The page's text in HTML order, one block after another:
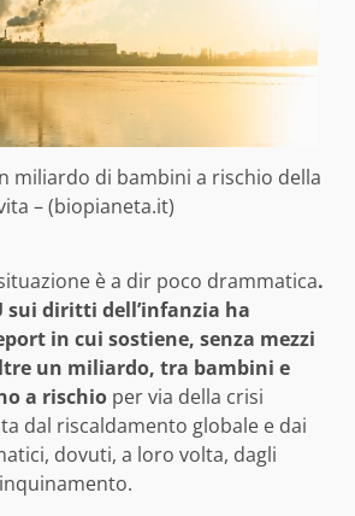
miliardo di bambini a rischio della
– (biopianeta.it)
è a dir poco drammatica.
sui diritti dell’infanzia ha
in cui sostiene, senza mezzi
un miliardo, tra bambini e
a rischio per via della crisi
dal riscaldamento globale e dai
dovuti, a loro volta, dagli